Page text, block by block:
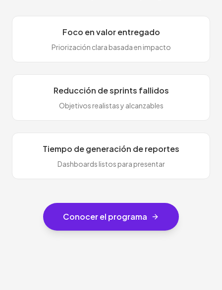
Foco en valor entregado
Priorización clara basada en impacto
Reducción de sprints fallidos
Objetivos realistas y alcanzables
Tiempo de generación de reportes
Dashboards listos para presentar
Conocer el programa